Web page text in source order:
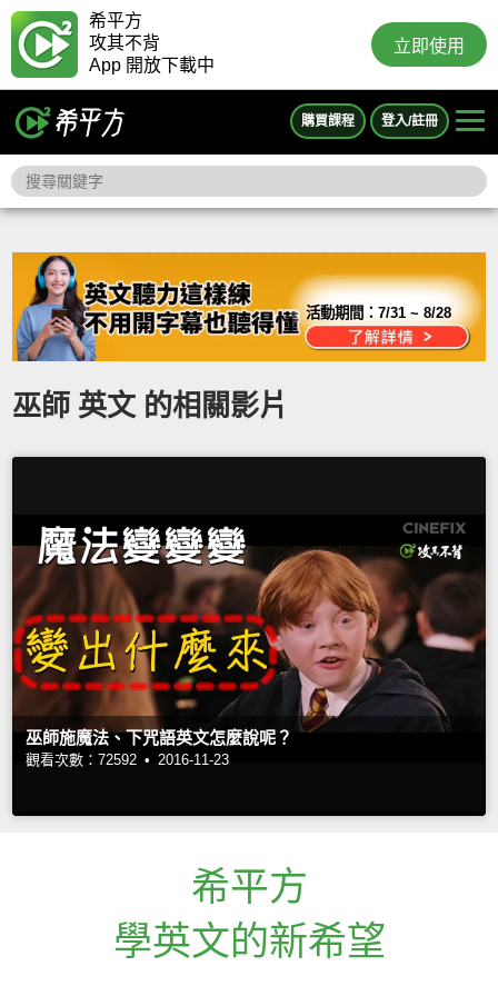
希平方
攻其不背
App 開放下載中
立即使用
購買課程 登入/註冊
活動期間：7/31 ~ 8/28
巫師 英文 的相關影片
巫師施魔法、下咒語英文怎麼說呢？
觀看次數：72592 • 2016-11-23
希平方
學英文的新希望